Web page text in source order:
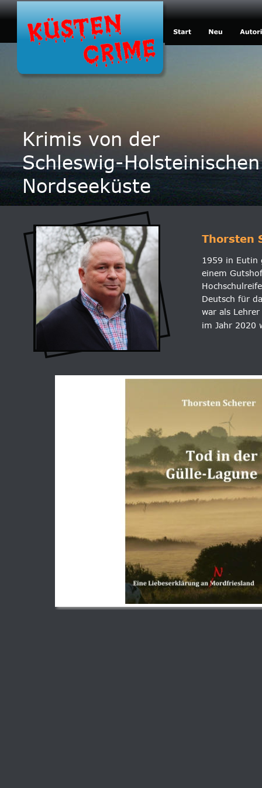
Krimis von der
Schleswig-Holsteinischen
Nordseeküste
Thorsten
1959 in Eutin
einem
Deutsch für
war als
im Jahr 2020